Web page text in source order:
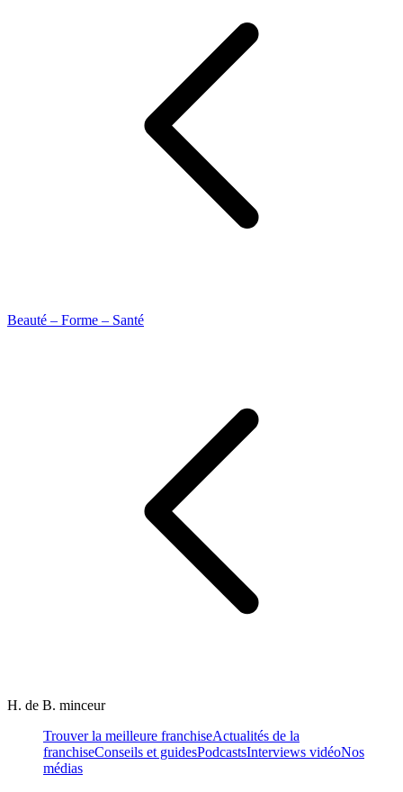
Beauté – Forme – Santé
H. de B. minceur
Trouver la meilleure franchiseActualités de la
franchiseConseils et guidesPodcastsInterviews vidéoNos
médias